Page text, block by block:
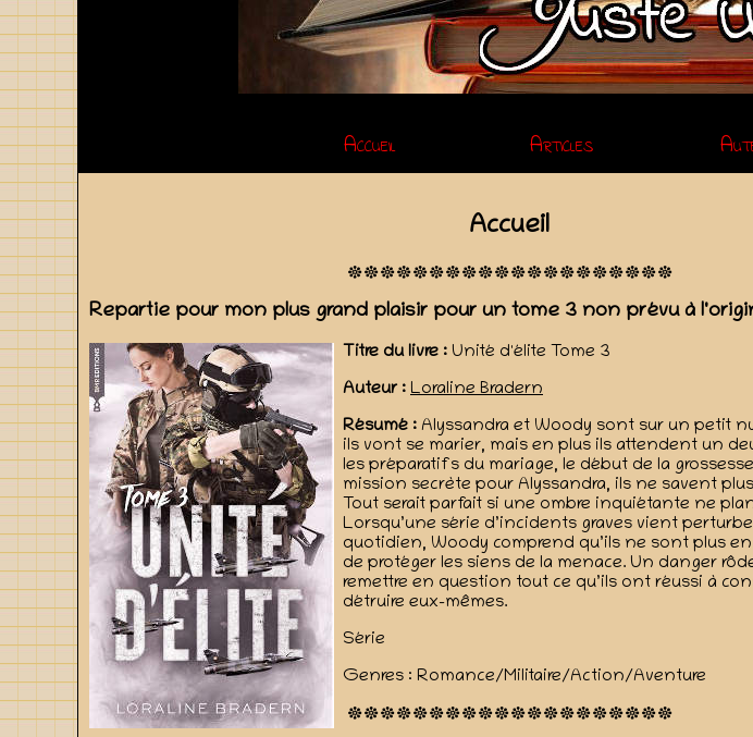
Accueil Articles
Accueil
Repartie pour mon plus grand plaisir pour un tome 3 non prévu à
Titre du livre : Unité d'élite Tome 3
Auteur : Loraline Bradern
Résumé : Alyssandra et Woody sont sur un petit
ils vont se marier, mais en plus ils attendent un
les préparatifs du mariage, le début de la
mission secrète pour Alyssandra, ils ne savent
Tout serait parfait si une ombre inquiétante ne
Lorsqu’une série d’incidents graves vient
quotidien, Woody comprend qu’ils ne sont plus
de protéger les siens de la menace. Un danger
remettre en question tout ce qu’ils ont réussi à
détruire eux-mêmes.
Série
Genres : Romance/Militaire/Action/Aventure